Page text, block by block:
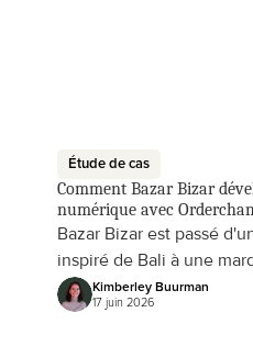
Étude de cas
Comment Bazar Bizar
numérique avec
Bazar Bizar est passé
inspiré de Bali à une
maison et d'art de vivre.
Cloud, ils utilisent le B2B
Kimberley Buurman
17 juin 2026